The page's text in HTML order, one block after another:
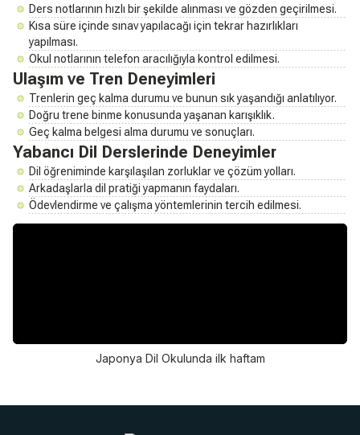
Ders notlarının hızlı bir şekilde alınması ve gözden geçirilmesi.
Kısa süre içinde sınav yapılacağı için tekrar hazırlıkları
yapılması.
Okul notlarının telefon aracılığıyla kontrol edilmesi.
Ulaşım ve Tren Deneyimleri
Trenlerin geç kalma durumu ve bunun sık yaşandığı anlatılıyor.
Doğru trene binme konusunda yaşanan karışıklık.
Geç kalma belgesi alma durumu ve sonuçları.
Yabancı Dil Derslerinde Deneyimler
Dil öğreniminde karşılaşılan zorluklar ve çözüm yolları.
Arkadaşlarla dil pratiği yapmanın faydaları.
Ödevlendirme ve çalışma yöntemlerinin tercih edilmesi.
Japonya Dil Okulunda ilk haftam